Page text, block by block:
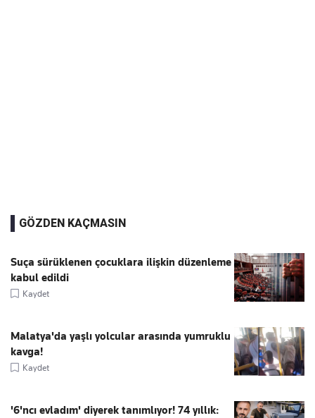
GÖZDEN KAÇMASIN
Suça sürüklenen çocuklara ilişkin düzenleme
kabul edildi
Kaydet
Malatya'da yaşlı yolcular arasında yumruklu
kavga!
Kaydet
'6'ncı evladım' diyerek tanımlıyor! 74 yıllık: